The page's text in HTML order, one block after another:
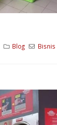
Blog Bisnis